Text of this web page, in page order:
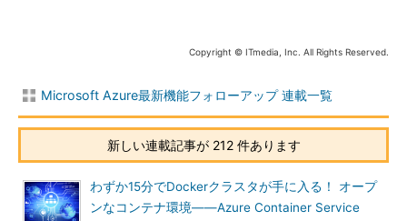
「日本のISVがアプリケーションやサービスを直接Azure
が大きいです。また、エンドユーザーも、これまで米国やその他
の地域のものしか入手できなかったのが、日本のISVによる国産
アプリケーションやサービスを直接購入できるようになりまし
た。これは、国内ISVが海外にも販路を広げることができるよう
になったということでもあります」（青木氏）
Copyright © ITmedia, Inc. All Rights Reserved.
Microsoft Azure最新機能フォローアップ 連載一覧
新しい連載記事が 212 件あります
わずか15分でDockerクラスタが手に入る！ オープ
ンなコンテナ環境――Azure Container Service